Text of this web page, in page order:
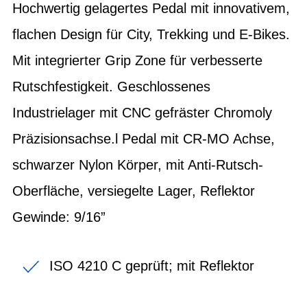
Hochwertig gelagertes Pedal mit innovativem,
flachen Design für City, Trekking und E-Bikes.
Mit integrierter Grip Zone für verbesserte
Rutschfestigkeit. Geschlossenes
Industrielager mit CNC gefräster Chromoly
Präzisionsachse.l Pedal mit CR-MO Achse,
schwarzer Nylon Körper, mit Anti-Rutsch-
Oberfläche, versiegelte Lager, Reflektor
Gewinde: 9/16”
ISO 4210 C geprüft; mit Reflektor